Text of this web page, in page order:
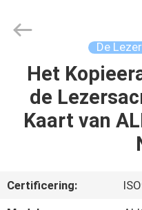
HUIS
PRODUCTEN
ONS
Online
Market.
De
Het
de
Kaart van
Certificering: